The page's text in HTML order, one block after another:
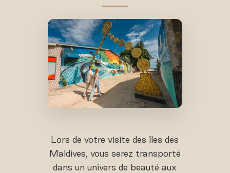
Lors de votre visite des îles des
Maldives, vous serez transporté
dans un univers de beauté aux